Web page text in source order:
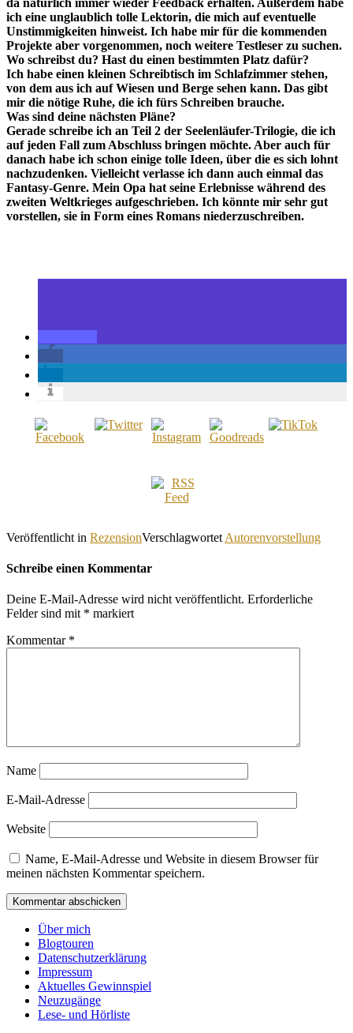
ich eine unglaublich tolle Lektorin, die mich auf eventuelle
Unstimmigkeiten hinweist. Ich habe mir für die kommenden
Projekte aber vorgenommen, noch weitere Testleser zu suchen.
Wo schreibst du? Hast du einen bestimmten Platz dafür?
Ich habe einen kleinen Schreibtisch im Schlafzimmer stehen,
von dem aus ich auf Wiesen und Berge sehen kann. Das gibt
mir die nötige Ruhe, die ich fürs Schreiben brauche.
Was sind deine nächsten Pläne?
Gerade schreibe ich an Teil 2 der Seelenläufer-Trilogie, die ich
auf jeden Fall zum Abschluss bringen möchte. Aber auch für
danach habe ich schon einige tolle Ideen, über die es sich lohnt
nachzudenken. Vielleicht verlasse ich dann auch einmal das
Fantasy-Genre. Mein Opa hat seine Erlebnisse während des
zweiten Weltkrieges aufgeschrieben. Ich könnte mir sehr gut
vorstellen, sie in Form eines Romans niederzuschreiben.
Veröffentlicht in RezensionVerschlagwortet Autorenvorstellung
Schreibe einen Kommentar
Deine E-Mail-Adresse wird nicht veröffentlicht. Erforderliche
Felder sind mit * markiert
Kommentar *
Name
E-Mail-Adresse
Website
Name, E-Mail-Adresse und Website in diesem Browser für
meinen nächsten Kommentar speichern.
Über mich
Blogtouren
Datenschutzerklärung
Impressum
Aktuelles Gewinnspiel
Neuzugänge
Lese- und Hörliste